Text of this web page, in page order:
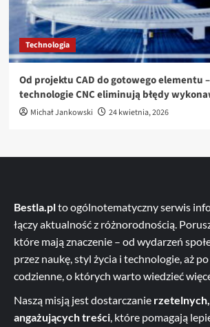
Technologia
Od projektu CAD do gotowego elementu
technologie CNC eliminują błędy
Michał Jankowski 24 kwietnia, 2026
Bestla.plto ogólnotematyczny serwis
łączy aktualność z różnorodnością.
które mają znaczenie – od wydarzeń
przez naukę, styl życia i technologie, aż
codzienne, o których warto wiedzieć
Naszą misją jest dostarczanie
angażujących treści, które pomagają